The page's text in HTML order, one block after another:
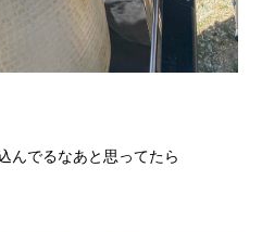
んでるなあと思ってたら